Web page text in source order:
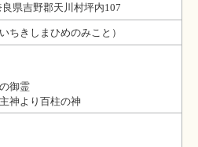
県吉野郡天川村坪内107
ちきしまひめのみこと）
御霊
神より百柱の神